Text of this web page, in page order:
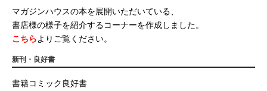
マガジンハウスの本を展開いただいている、
書店様の様子を紹介するコーナーを作成しました。
こちらよりご覧ください。
新刊・良好書
書籍コミック良好書